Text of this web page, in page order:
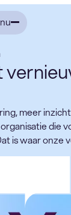
meer
die
is waar onze